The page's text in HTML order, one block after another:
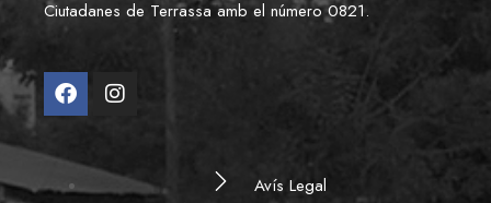
Ciutadanes de Terrassa amb el número 0821.
Avís Legal